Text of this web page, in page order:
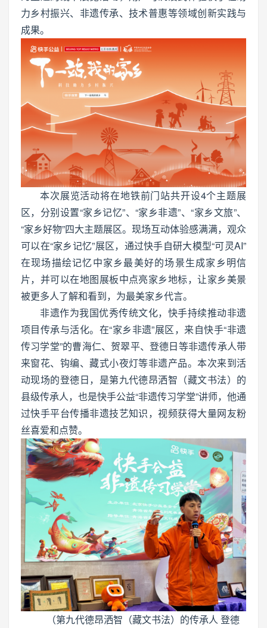
力乡村振兴、非遗传承、技术普惠等领域创新实践与
成果。
本次展览活动将在地铁前门站共开设4个主题展
区，分别设置“家乡记忆”、“家乡非遗”、“家乡文旅”、
“家乡好物”四大主题展区。现场互动体验感满满，观众
可以在“家乡记忆”展区，通过快手自研大模型“可灵AI”
在现场描绘记忆中家乡最美好的场景生成家乡明信
片，并可以在地图展板中点亮家乡地标，让家乡美景
被更多人了解和看到，为最美家乡代言。
非遗作为我国优秀传统文化，快手持续推动非遗
项目传承与活化。在“家乡非遗”展区，来自快手“非遗
传习学堂”的曹海仁、贺翠平、登德日等非遗传承人带
来窗花、钩编、藏式小夜灯等非遗产品。本次来到活
动现场的登德日，是第九代德昂洒智（藏文书法）的
县级传承人，也是快手公益“非遗传习学堂”讲师，他通
过快手平台传播非遗技艺知识，视频获得大量网友粉
丝喜爱和点赞。
（第九代德昂洒智（藏文书法）的传承人 登德